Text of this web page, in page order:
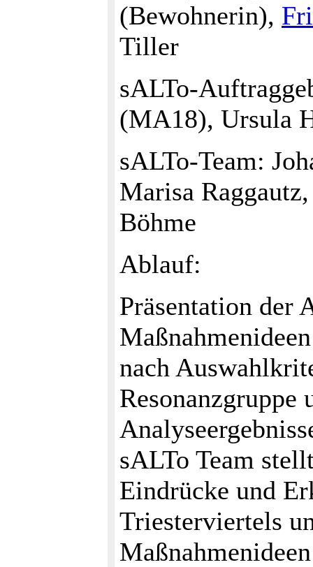
(Bewohnerin),
Tiller
sALTo-
(MA18), Ursula
sALTo-Team:
Marisa
Böhme
Ablauf:
Präsentation der
nach
Resonanzgruppe
sALTo Team
Eindrücke und
Triesterviertels